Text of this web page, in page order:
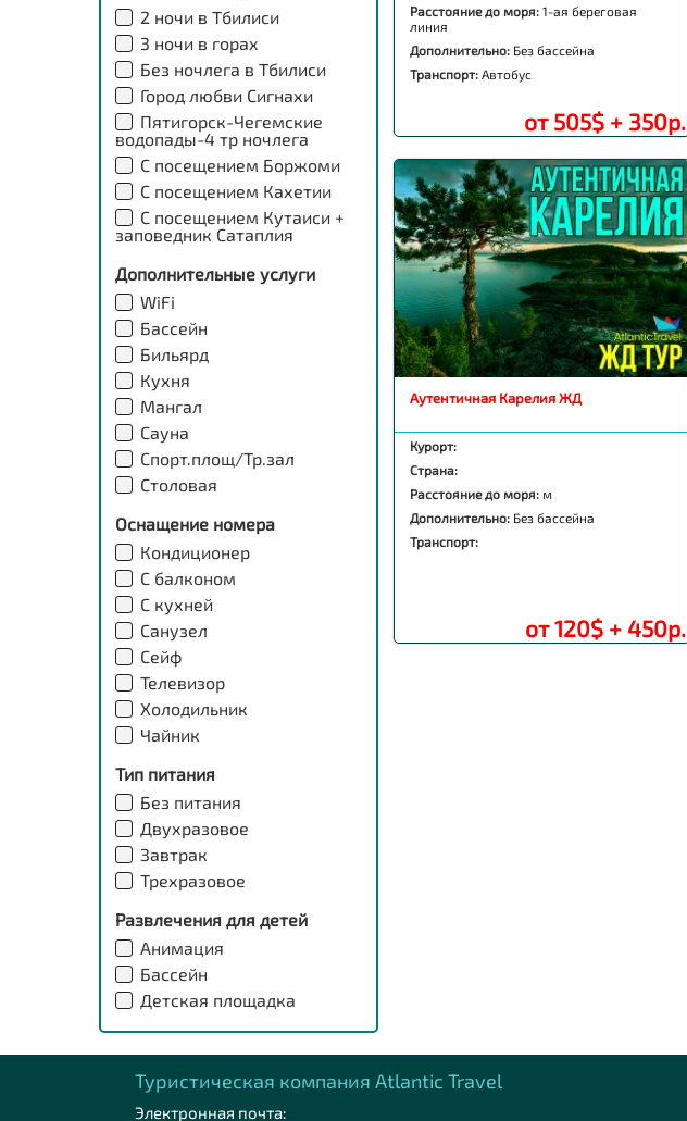
2 ночи в Тбилиси
3 ночи в горах
Без ночлега в Тбилиси
Город любви Сигнахи
Пятигорск-Чегемские
водопады-4 тр ночлега
С посещением Боржоми
С посещением Кахетии
С посещением Кутаиси +
заповедник Сатаплия
Дополнительные услуги
WiFi
Бассейн
Бильярд
Кухня
Мангал
Сауна
Спорт.площ/Тр.зал
Столовая
Оснащение номера
Кондиционер
С балконом
С кухней
Санузел
Сейф
Телевизор
Холодильник
Чайник
Тип питания
Без питания
Двухразовое
Завтрак
Трехразовое
Развлечения для детей
Анимация
Бассейн
Детская площадка
Расстояние до моря: 1-ая береговая
линия
Дополнительно: Без бассейна
Транспорт: Автобус
от 505$ + 350р.
Аутентичная Карелия ЖД
Курорт:
Страна:
Расстояние до моря: м
Дополнительно: Без бассейна
Транспорт:
от 120$ + 450р.
Туристическая компания Аtlantic Travel
Электронная почта: